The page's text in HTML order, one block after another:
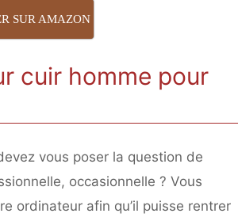
SUR AMAZON
cuir homme pour
vous poser la question de
occasionnelle ? Vous
ordinateur afin qu’il puisse rentrer